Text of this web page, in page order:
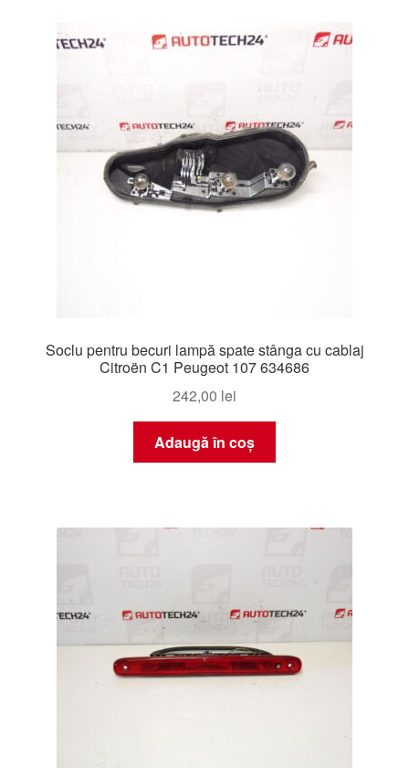
Soclu pentru becuri lampă spate stânga cu cablaj
Citroën C1 Peugeot 107 634686
242,00 lei
Adaugă în coș